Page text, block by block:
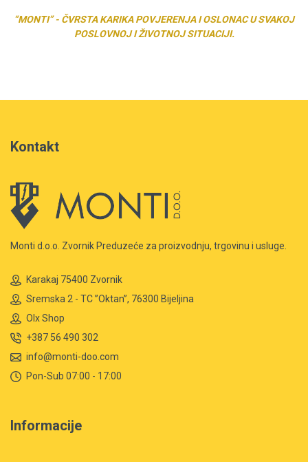
“MONTI” - ČVRSTA KARIKA POVJERENJA I OSLONAC U SVAKOJ
POSLOVNOJ I ŽIVOTNOJ SITUACIJI.
Kontakt
Monti d.o.o. Zvornik Preduzeće za proizvodnju, trgovinu i usluge.
Karakaj 75400 Zvornik
Sremska 2 - TC ”Oktan”, 76300 Bijeljina
Olx Shop
+387 56 490 302
info@monti-doo.com
Pon-Sub 07:00 - 17:00
Informacije